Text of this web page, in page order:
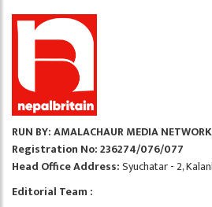
RUN BY: AMALACHAUR MEDIA
Registration No: 236274/076/077
Head Office Address:Syuchatar - 2,
Editorial Team :